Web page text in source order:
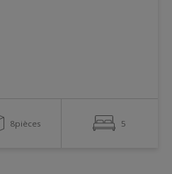
8pièces 5